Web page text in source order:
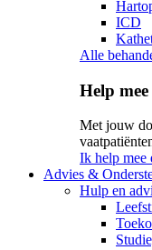
ICD
Alle
Help
Met jouw
Ik help mee
Advies &
Hulp en